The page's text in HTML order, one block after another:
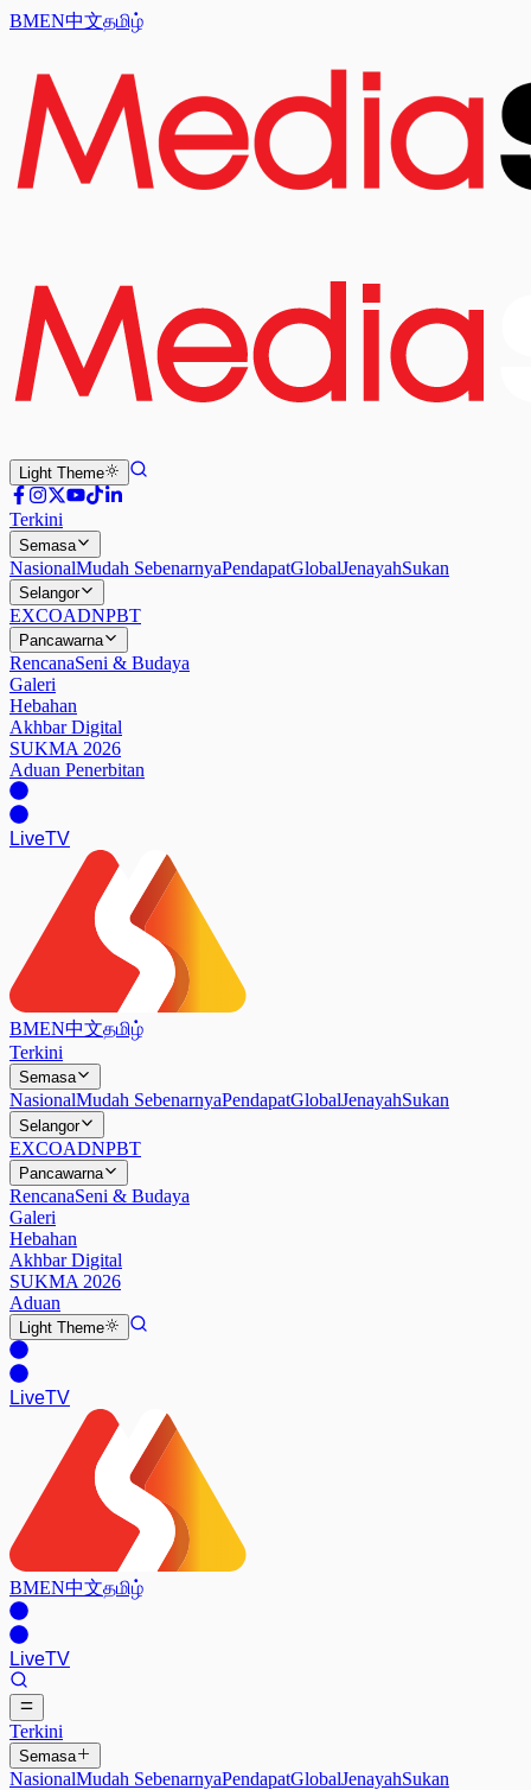
BMEN中文தமிழ்
Light Theme
Terkini
Semasa
NasionalMudah SebenarnyaPendapatGlobalJenayahSukan
Selangor
EXCOADNPBT
Pancawarna
RencanaSeni & Budaya
Galeri
Hebahan
Akhbar Digital
SUKMA 2026
Aduan Penerbitan
LiveTV
BMEN中文தமிழ்
Terkini
Semasa
NasionalMudah SebenarnyaPendapatGlobalJenayahSukan
Selangor
EXCOADNPBT
Pancawarna
RencanaSeni & Budaya
Galeri
Hebahan
Akhbar Digital
SUKMA 2026
Aduan
Light Theme
LiveTV
BMEN中文தமிழ்
LiveTV
Terkini
Semasa
NasionalMudah SebenarnyaPendapatGlobalJenayahSukan